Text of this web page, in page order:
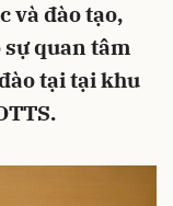
và đào tạo,
quan tâm
tại tại khu